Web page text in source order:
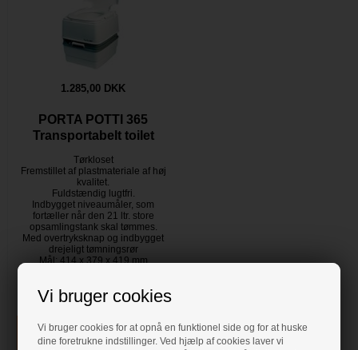
Vi bruger cookies
Vi bruger cookies for at opnå en funktionel side og for at huske
dine foretrukne indstillinger. Ved hjælp af cookies laver vi
1.285,00 DKK
PORTA POTTI 365
Transportabelt toilet
Tørkloset
Fremstillet af plastmateriale af høj
kvalitet.
Fuldstændig lugtfri.
Indbygget niveaumåler, som
fortæller når den 21 ltr. store
opsamlingstank skal tømmes.
Med overtryksknap og indbygget
drejeligt tømningsrør
Mål: 414 x 379 x 419 mm
På lager- VVS nr: 881096030